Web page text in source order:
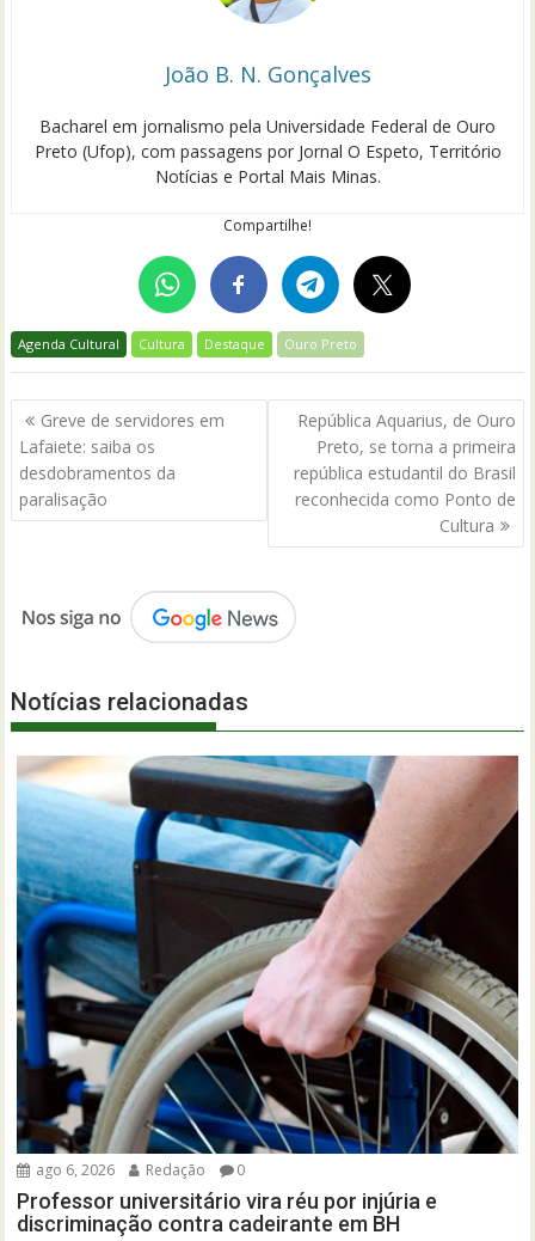
João B. N. Gonçalves
Bacharel em jornalismo pela Universidade Federal de Ouro
Preto (Ufop), com passagens por Jornal O Espeto, Território
Notícias e Portal Mais Minas.
Compartilhe!
Agenda Cultural Cultura Destaque Ouro Preto
Navegação
de
Post
Greve de servidores em
Lafaiete: saiba os
desdobramentos da
paralisação
República Aquarius, de Ouro
Preto, se torna a primeira
república estudantil do Brasil
reconhecida como Ponto de
Cultura
Notícias relacionadas
ago 6, 2026 Redação 0
Professor universitário vira réu por injúria e
discriminação contra cadeirante em BH